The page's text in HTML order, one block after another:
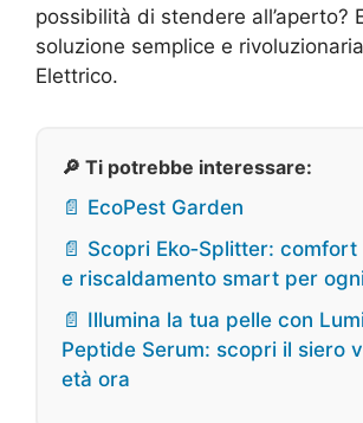
possibilità di stendere all’aperto?
soluzione semplice e
Elettrico.
🔎 Ti potrebbe interessare:
📄 EcoPest Garden
📄 Scopri Eko‑Splitter:
e riscaldamento smart per
📄 Illumina la tua pelle con
Peptide Serum: scopri il siero
età ora